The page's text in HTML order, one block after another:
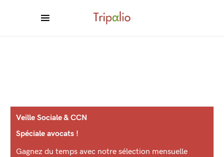
Veille Sociale & CCN
Spéciale avocats !
Gagnez du temps avec notre sélection mensuelle